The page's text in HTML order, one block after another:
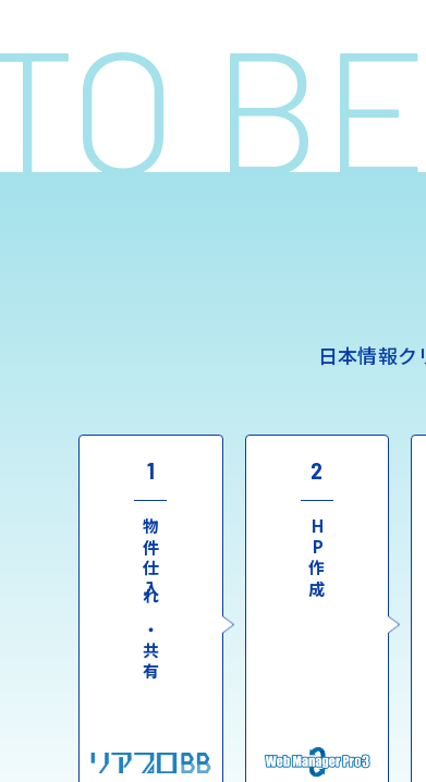
日本情報ク
1
物件仕入れ・共有
2
HP作成